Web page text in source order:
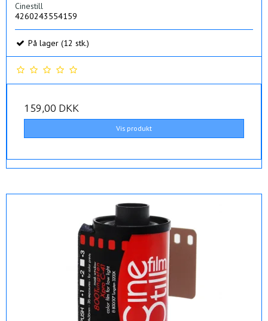
Cinestill
4260243554159
På lager (12 stk.)
159,00 DKK
Vis produkt